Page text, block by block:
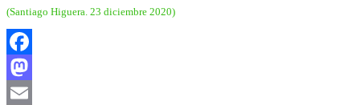
(Santiago Higuera. 23 diciembre 2020)
Facebook
Mastodon